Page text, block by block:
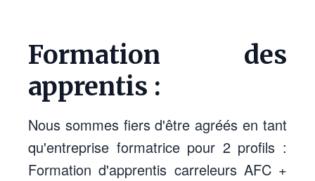
Formation des
apprentis :
Nous sommes fiers d'être agréés en tant
qu'entreprise formatrice pour 2 profils :
Formation d'apprentis carreleurs AFC +